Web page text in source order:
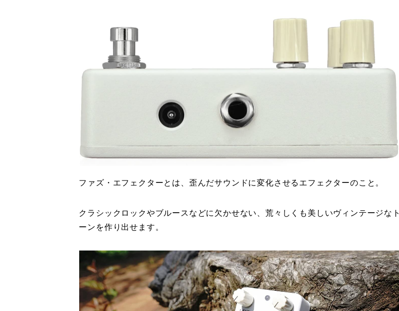
ファズ・エフェクターとは、歪んだサウンドに変化させるエフェクターのこと。
クラシックロックやブルースなどに欠かせない、荒々しくも美しいヴィンテージなト
ーンを作り出せます。